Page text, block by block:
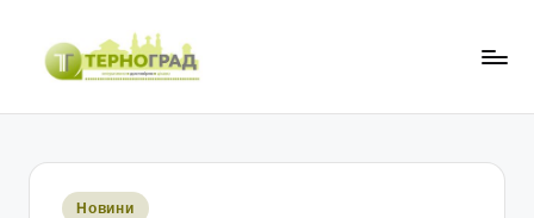
Перейти
Опубліковано
Новини